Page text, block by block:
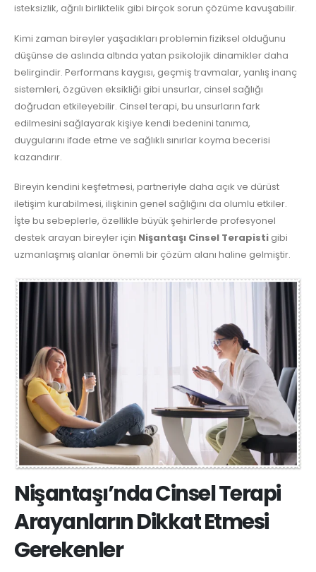
isteksizlik, ağrılı birliktelik gibi birçok sorun çözüme kavuşabilir.
Kimi zaman bireyler yaşadıkları problemin fiziksel olduğunu
düşünse de aslında altında yatan psikolojik dinamikler daha
belirgindir. Performans kaygısı, geçmiş travmalar, yanlış inanç
sistemleri, özgüven eksikliği gibi unsurlar, cinsel sağlığı
doğrudan etkileyebilir. Cinsel terapi, bu unsurların fark
edilmesini sağlayarak kişiye kendi bedenini tanıma,
duygularını ifade etme ve sağlıklı sınırlar koyma becerisi
kazandırır.
Bireyin kendini keşfetmesi, partneriyle daha açık ve dürüst
iletişim kurabilmesi, ilişkinin genel sağlığını da olumlu etkiler.
İşte bu sebeplerle, özellikle büyük şehirlerde profesyonel
destek arayan bireyler için Nişantaşı Cinsel Terapisti gibi
uzmanlaşmış alanlar önemli bir çözüm alanı haline gelmiştir.
Nişantaşı’nda Cinsel Terapi
Arayanların Dikkat Etmesi
Gerekenler